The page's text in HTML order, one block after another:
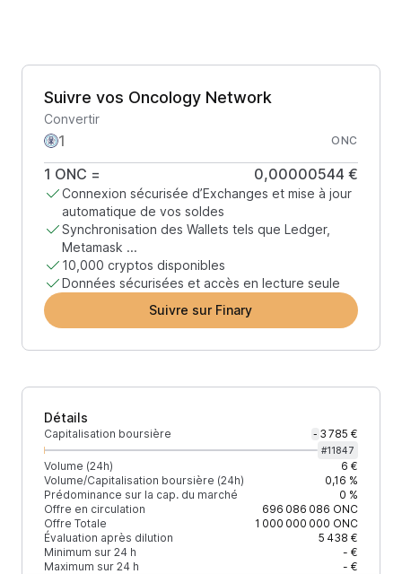
Suivre vos Oncology Network
Convertir
ONC
1 ONC = 0,00000544 €
Connexion sécurisée d’Exchanges et mise à jour
automatique de vos soldes
Synchronisation des Wallets tels que Ledger,
Metamask ...
10,000 cryptos disponibles
Données sécurisées et accès en lecture seule
Suivre sur Finary
Détails
Capitalisation boursière - 3 785 €
#11847
Volume (24h)
6 €
Volume/Capitalisation boursière (24h)
0,16 %
Prédominance sur la cap. du marché
0 %
Offre en circulation
696 086 086 ONC
Offre Totale
1 000 000 000 ONC
Évaluation après dilution
5 438 €
Minimum sur 24 h
- €
Maximum sur 24 h
- €